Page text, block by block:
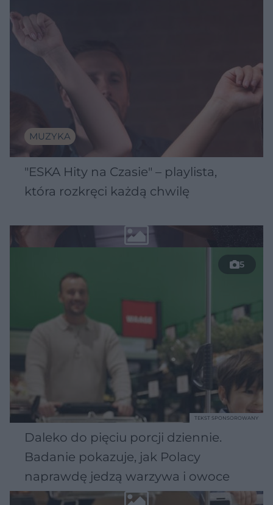
MUZYKA
"ESKA Hity na Czasie" – playlista,
która rozkręci każdą chwilę
5
Daleko do pięciu porcji dziennie.
Badanie pokazuje, jak Polacy
naprawdę jedzą warzywa i owoce
TEKST SPONSOROWANY